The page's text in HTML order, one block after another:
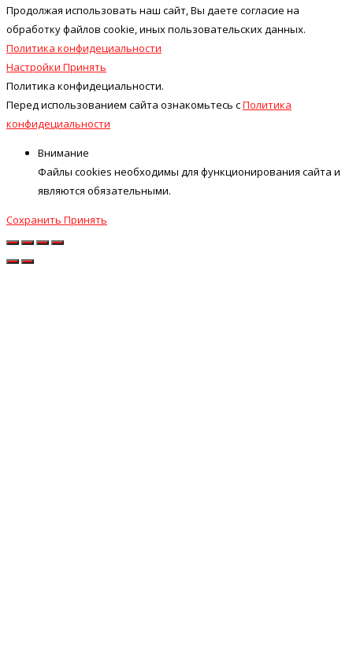
Продолжая использовать наш cайт, Вы даете согласие на
обработку файлов cookie, иных пользовательских данных.
Политика конфидециальности
Настройки Принять
Политика конфидециальности.
Перед использованием сайта ознакомьтесь сПолитика
конфидециальности
Внимание
Файлы cookies необходимы для функционирования сайта и
являются обязательными.
Сохранить Принять